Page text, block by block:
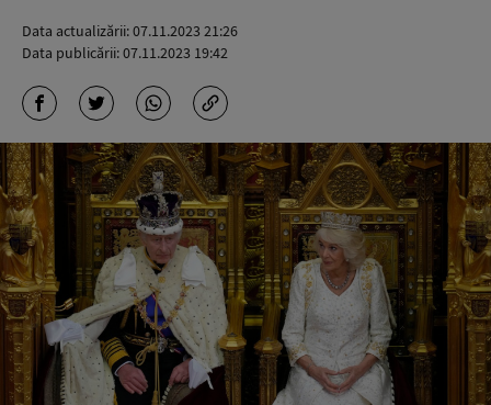
Data actualizării:07.11.2023 21:26
Data publicării:07.11.2023 19:42